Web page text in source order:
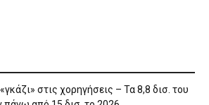
στις χορηγήσεις – Τα 8,8 δισ. του